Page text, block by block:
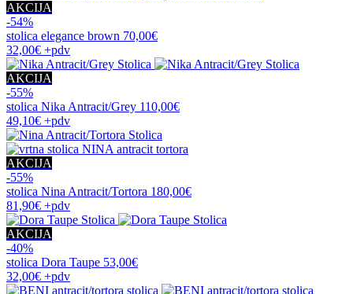
AKCIJA
-54%
stolica elegance brown 70,00€
32,00€ +pdv
AKCIJA
-55%
stolica Nika Antracit/Grey 110,00€
49,10€ +pdv
AKCIJA
-55%
stolica Nina Antracit/Tortora 180,00€
81,90€ +pdv
AKCIJA
-40%
stolica Dora Taupe 53,00€
32,00€ +pdv